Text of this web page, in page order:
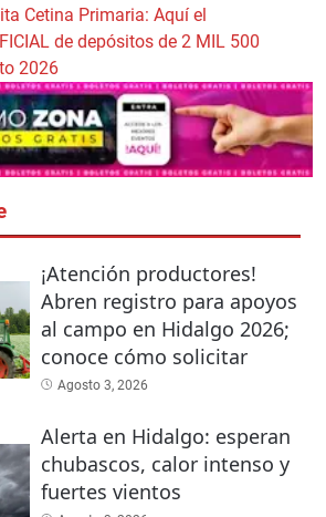
Cetina Primaria: Aquí el
de depósitos de 2 MIL 500
2026
¡Atención productores!
Abren registro para apoyos
al campo en Hidalgo 2026;
conoce cómo solicitar
Agosto 3, 2026
Alerta en Hidalgo: esperan
chubascos, calor intenso y
fuertes vientos